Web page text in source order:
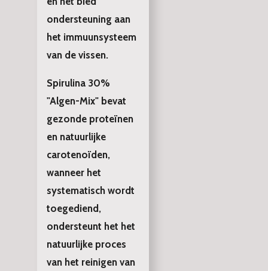
ondersteuning aan
het immuunsysteem
van de vissen.
Spirulina 30%
"Algen-Mix" bevat
gezonde proteïnen
en natuurlijke
carotenoïden,
wanneer het
systematisch wordt
toegediend,
ondersteunt het het
natuurlijke proces
van het reinigen van